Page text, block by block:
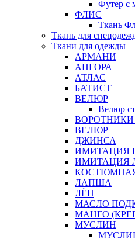
Футер с
ФЛИС
Ткань
Ткань для
Ткани для одежды
АРМАНИ
АНГОРА
АТЛАС
БАТИСТ
ВЕЛЮР
Велюр
ВЕЛЮР
ДЖИНСА
ИМИТАЦИЯ
ИМИТАЦИЯ
ЛАПША
ЛЁН
МАСЛО
МАНГО
МУСЛИН